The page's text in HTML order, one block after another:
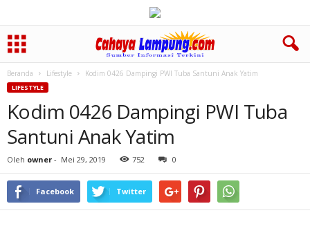
Beranda Lifestyle Kodim 0426 Dampingi PWI Tuba Santuni Anak Yatim
LIFESTYLE
Kodim 0426 Dampingi PWI Tuba
Santuni Anak Yatim
Oleh owner - Mei 29, 2019 752 0
Facebook Twitter